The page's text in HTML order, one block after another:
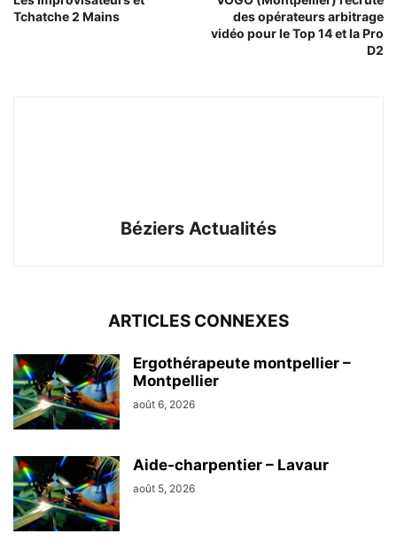
Tchatche 2 Mains
des opérateurs arbitrage
vidéo pour le Top 14 et la Pro
D2
Béziers Actualités
ARTICLES CONNEXES
Ergothérapeute montpellier –
Montpellier
août 6, 2026
Aide-charpentier – Lavaur
août 5, 2026